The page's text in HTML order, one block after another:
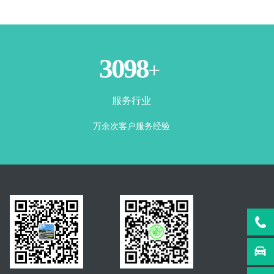
3500+
服务行业
万余次客户服务经验